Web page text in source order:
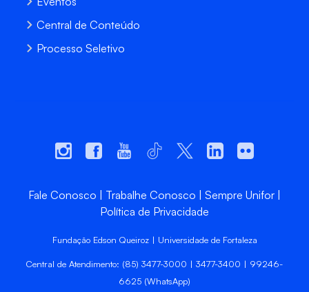
Central de Conteúdo
Processo Seletivo
Fale Conosco Trabalhe Conosco
Sempre Unifor
Política de Privacidade
Fundação Edson Queiroz | Universidade de Fortaleza
Central de Atendimento: (85) 3477-3000 | 3477-3400 | 99246-
6625 (WhatsApp)